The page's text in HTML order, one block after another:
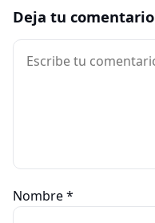
Deja tu comentario
Comentario
Nombre*